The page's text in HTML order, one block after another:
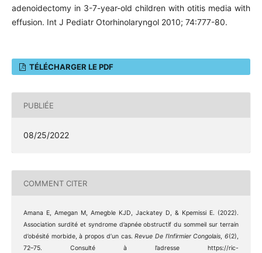
adenoidectomy in 3-7-year-old children with otitis media with
effusion. Int J Pediatr Otorhinolaryngol 2010; 74:777-80.
TÉLÉCHARGER LE PDF
PUBLIÉE
08/25/2022
COMMENT CITER
Amana E, Amegan M, Amegble KJD, Jackatey D, & Kpemissi E. (2022).
Association surdité et syndrome d’apnée obstructif du sommeil sur terrain
d’obésité morbide, à propos d’un cas.Revue De l’Infirmier Congolais,6(2),
72–75. Consulté à l’adresse https://ric-